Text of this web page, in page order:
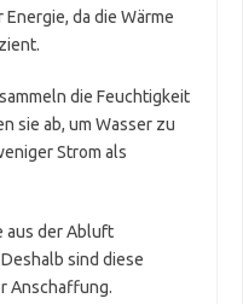
da die Wärme
die Feuchtigkeit
sie ab, um Wasser zu
Strom als
aus der Abluft
sind diese
Anschaffung.